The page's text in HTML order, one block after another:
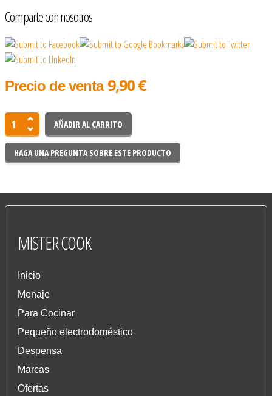
Comparte con nosotros
Precio de venta 9,90 €
HAGA UNA PREGUNTA SOBRE ESTE PRODUCTO
MISTERCOOK
Inicio
Menaje
Para Cocinar
Pequeño electrodoméstico
Despensa
Marcas
Ofertas